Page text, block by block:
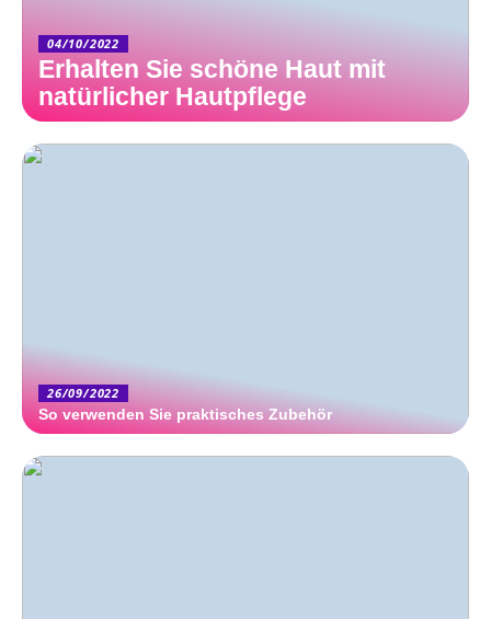
04/10/2022
Erhalten Sie schöne Haut mit
natürlicher Hautpflege
26/09/2022
So verwenden Sie praktisches Zubehör